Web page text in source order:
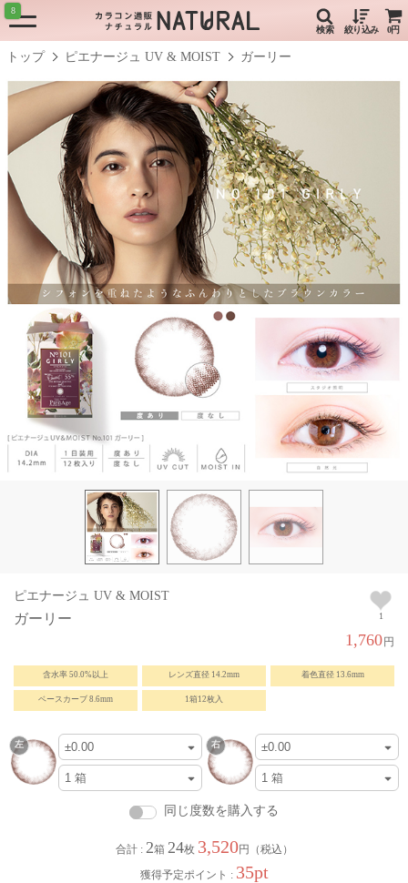
検索 絞り込み 0円
8
トップ ピエナージュ UV & MOIST ガーリー
1
ピエナージュ UV & MOIST
ガーリー
1,760円
含水率 50.0%以上 レンズ直径 14.2mm 着色直径 13.6mm
ベースカーブ 8.6mm 1箱12枚入
同じ度数を購入する
合計 : 2箱 24枚 3,520円（税込）
獲得予定ポイント : 35pt